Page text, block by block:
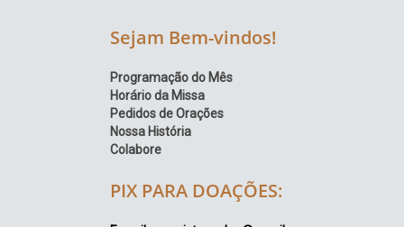
Sejam Bem-vindos!
Programação do Mês
Horário da Missa
Pedidos de Orações
Nossa História
Colabore
PIX PARA DOAÇÕES: